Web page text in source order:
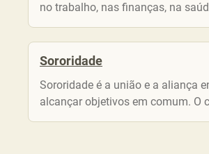
no trabalho, nas finanças, na
Sororidade
Sororidade é a união e a aliança
alcançar objetivos em comum. O